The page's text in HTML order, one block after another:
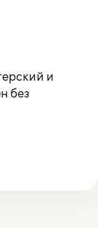
и
без